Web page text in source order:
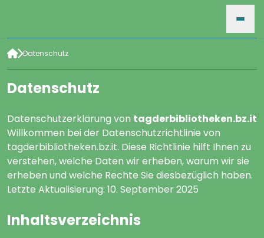
HOME
FÜR VERANSTALTER
Datenschutz
Datenschutz
Datenschutzerklärung von tagderbibliotheken.bz.it
Willkommen bei der Datenschutzrichtlinie von
tagderbibliotheken.bz.it. Diese Richtlinie hilft Ihnen zu
verstehen, welche Daten wir erheben, warum wir sie
erheben und welche Rechte Sie diesbezüglich haben.
Letzte Aktualisierung: 10. September 2025
Inhaltsverzeichnis